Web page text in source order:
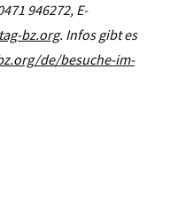
946272, E-
bz.org. Infos gibt es
de/besuche-im-